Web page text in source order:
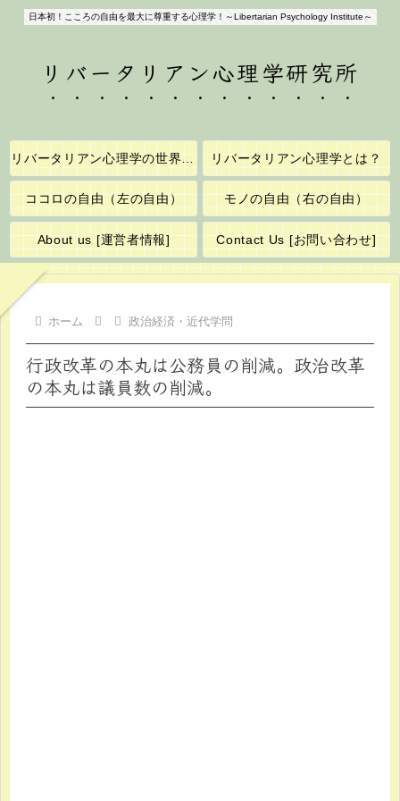
日本初！こころの自由を最大に尊重する心理学！～Libertarian Psychology Institute～
リバータリアン心理学研究所
リバータリアン心理学の世界へようこそ！ リバータリアン心理学とは？
ココロの自由（左の自由） モノの自由（右の自由）
About us [運営者情報] Contact Us [お問い合わせ]
ホーム 政治経済・近代学問
行政改革の本丸は公務員の削減。政治改革
の本丸は議員数の削減。